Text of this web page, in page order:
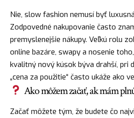
Nie, slow fashion nemusí byť
Zodpovedné nakupovanie často
premyslenejšie nákupy. Veľkú rolu
online bazáre, swapy a nosenie
kvalitný nový kúsok býva drahší, pri
„cena za použitie“ často ukáže ako
Ako môžem začať, ak mám
Začať môžete tým, že budete čo